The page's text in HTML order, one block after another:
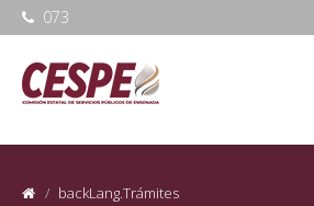
073
backLang.Trámites